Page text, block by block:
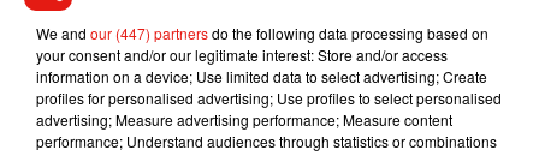
Une exposition gratuite sur les pas des
héros vikings
On termine avec une belle exposition gratuite dans le Val-
d’Oise ! « Héros Vikings » retrace l’histoire de ces
We and our (447) partnersdo the following data processing based on
your consent and/or our legitimate interest: Store and/or access
information on a device; Use limited data to select advertising; Create
profiles for personalised advertising; Use profiles to select personalised
advertising; Measure advertising performance; Measure content
performance; Understand audiences through statistics or combinations